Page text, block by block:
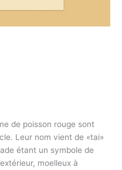
de poisson rouge sont
Leur nom vient de «tai»
étant un symbole de
moelleux à